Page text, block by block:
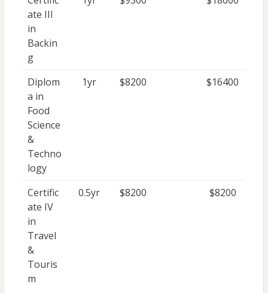
ate III
in
Backin
g
Diplom
a in
Food
Science
&
Techno
logy
1yr $8200 $16400
Certific
ate IV
in
Travel
&
Touris
m
0.5yr $8200 $8200